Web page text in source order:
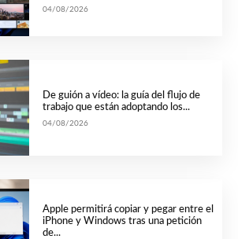
04/08/2026
De guión a vídeo: la guía del flujo de
trabajo que están adoptando los...
04/08/2026
Apple permitirá copiar y pegar entre el
iPhone y Windows tras una petición
de...